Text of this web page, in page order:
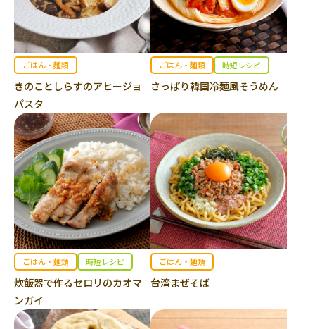
ごはん・麺類
きのことしらすのアヒージョ
パスタ
ごはん・麺類 時短レシピ
さっぱり韓国冷麺風そうめん
ごはん・麺類 時短レシピ
炊飯器で作るセロリのカオマ
ンガイ
ごはん・麺類
台湾まぜそば